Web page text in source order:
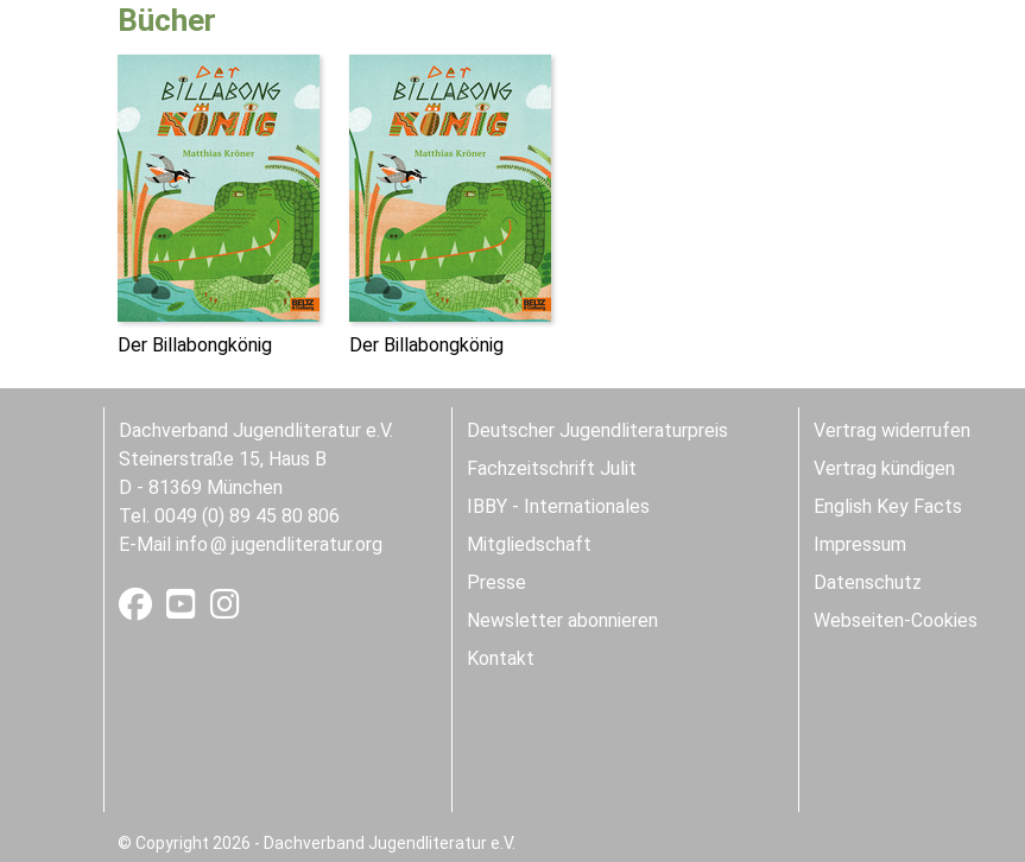
Bücher
Der Billabongkönig Der Billabongkönig
Dachverband Jugendliteratur e.V.
Steinerstraße 15, Haus B
D - 81369 München
Tel. 0049 (0) 89 45 80 806
E-Mail info jugendliteratur.org
Deutscher Jugendliteraturpreis
Fachzeitschrift Julit
IBBY - Internationales
Mitgliedschaft
Presse
Newsletter abonnieren
Kontakt
Vertrag widerrufen
Vertrag kündigen
English Key Facts
Impressum
Datenschutz
Webseiten-Cookies
© Copyright 2026 - Dachverband Jugendliteratur e.V.